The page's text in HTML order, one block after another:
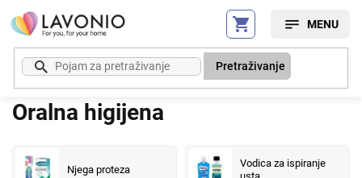
Preskoči
na
sadržaj
Pretraživanje
Oralna higijena
Njega proteza
Vodica za ispiranje